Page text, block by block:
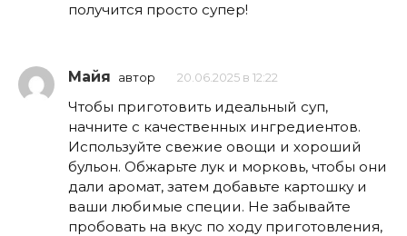
получится просто супер!
Майя автор 20.06.2025 в 12:22
Чтобы приготовить идеальный суп,
начните с качественных ингредиентов.
Используйте свежие овощи и хороший
бульон. Обжарьте лук и морковь, чтобы они
дали аромат, затем добавьте картошку и
ваши любимые специи. Не забывайте
пробовать на вкус по ходу приготовления,